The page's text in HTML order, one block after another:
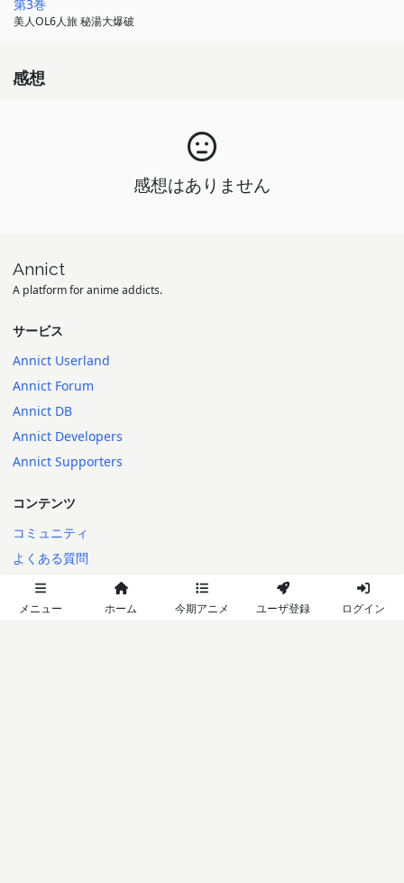
第3巻
美人OL6人旅 秘湯大爆破
感想
感想はありません
Annict
A platform for anime addicts.
サービス
Annict Userland
Annict Forum
Annict DB
Annict Developers
Annict Supporters
コンテンツ
コミュニティ
よくある質問
利用規約
プライバシーポリシー
メニュー ホーム 今期アニメ ユーザ登録 ログイン